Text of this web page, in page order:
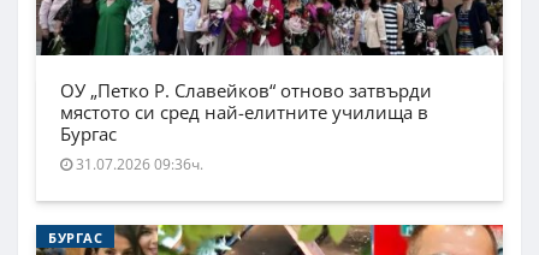
ОУ „Петко Р. Славейков“ отново затвърди
мястото си сред най-елитните училища в
Бургас
31.07.2026 09:36ч.
БУРГАС